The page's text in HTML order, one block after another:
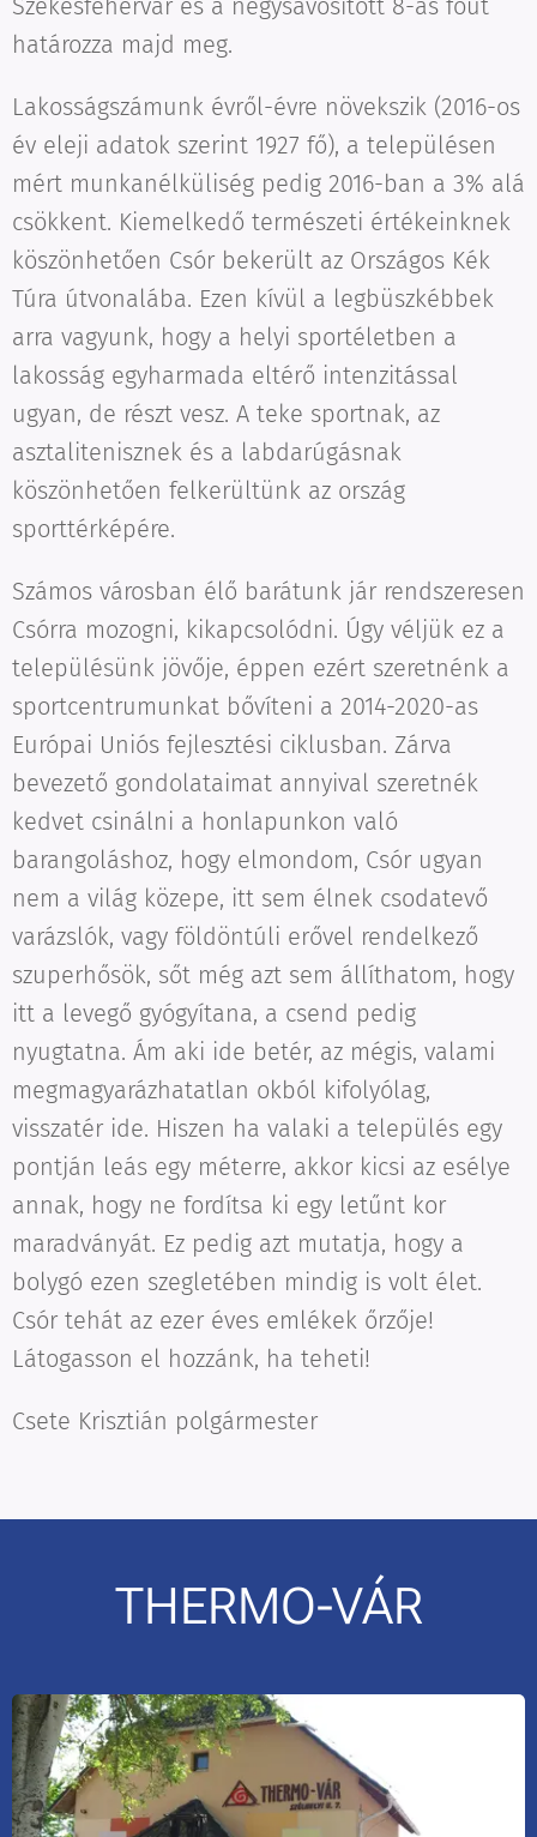
Székesfehérvár és a négysávosított 8-as főút
határozza majd meg.
Lakosságszámunk évről-évre növekszik (2016-os
év eleji adatok szerint 1927 fő), a településen
mért munkanélküliség pedig 2016-ban a 3% alá
csökkent. Kiemelkedő természeti értékeinknek
köszönhetően Csór bekerült az Országos Kék
Túra útvonalába. Ezen kívül a legbüszkébbek
arra vagyunk, hogy a helyi sportéletben a
lakosság egyharmada eltérő intenzitással
ugyan, de részt vesz. A teke sportnak, az
asztalitenisznek és a labdarúgásnak
köszönhetően felkerültünk az ország
sporttérképére.
Számos városban élő barátunk jár rendszeresen
Csórra mozogni, kikapcsolódni. Úgy véljük ez a
településünk jövője, éppen ezért szeretnénk a
sportcentrumunkat bővíteni a 2014-2020-as
Európai Uniós fejlesztési ciklusban. Zárva
bevezető gondolataimat annyival szeretnék
kedvet csinálni a honlapunkon való
barangoláshoz, hogy elmondom, Csór ugyan
nem a világ közepe, itt sem élnek csodatevő
varázslók, vagy földöntúli erővel rendelkező
szuperhősök, sőt még azt sem állíthatom, hogy
itt a levegő gyógyítana, a csend pedig
nyugtatna. Ám aki ide betér, az mégis, valami
megmagyarázhatatlan okból kifolyólag,
visszatér ide. Hiszen ha valaki a település egy
pontján leás egy méterre, akkor kicsi az esélye
annak, hogy ne fordítsa ki egy letűnt kor
maradványát. Ez pedig azt mutatja, hogy a
bolygó ezen szegletében mindig is volt élet.
Csór tehát az ezer éves emlékek őrzője!
Látogasson el hozzánk, ha teheti!
Csete Krisztián polgármester
THERMO-VÁR